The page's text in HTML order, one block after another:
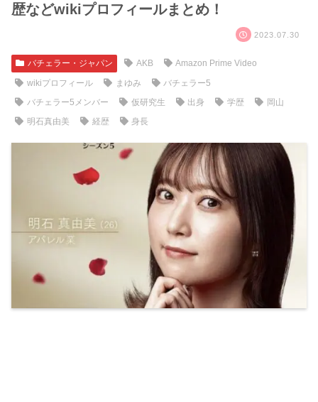
歴などwikiプロフィールまとめ！
2023.07.30
バチェラー・ジャパン AKB
Amazon Prime Video
wikiプロフィール
まゆみ
バチェラー5
バチェラー5メンバー
仮研究生 出身 学歴
岡山
明石真由美
経歴 身長